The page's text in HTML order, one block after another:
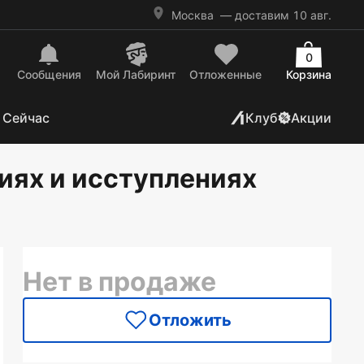
Москва — доставим 10 авг.
Сообщения Mой Лабиринт Отложенные Корзина
0
Клуб Акции
и исступлениях
Нет в продаже
Отложить